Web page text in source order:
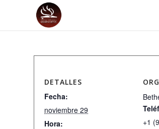
DETALLES
Fecha:
noviembre 29
Hora:
+1